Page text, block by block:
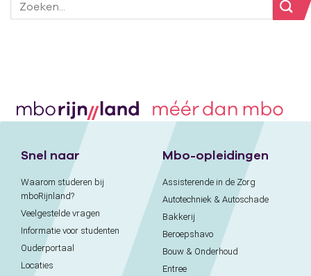
Snel naar
Waarom studeren bij
mboRijnland?
Veelgestelde vragen
Informatie voor studenten
Ouderportaal
Locaties
Mbo-opleidingen
Assisterende in de Zorg
Autotechniek & Autoschade
Bakkerij
Beroepshavo
Bouw & Onderhoud
Entree